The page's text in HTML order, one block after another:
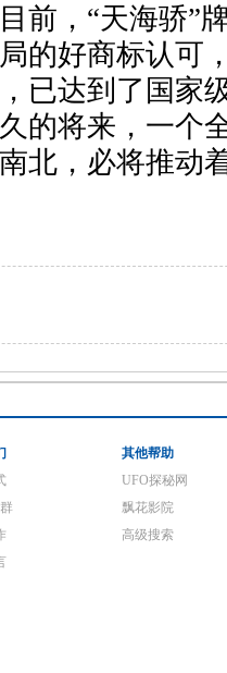
前，“天海骄”
的好商标认可
已达到了国家
的将来，一个
北，必将推动
其他帮助
UFO探秘网
飘花影院
高级搜索